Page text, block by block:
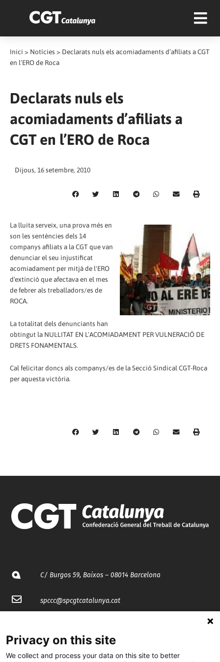
Inici > Notícies > Declarats nuls els acomiadaments d’afiliats a CGT
en l’ERO de Roca
Declarats nuls els
acomiadaments d’afiliats a
CGT en l’ERO de Roca
Dijous, 16 setembre, 2010
La lluita serveix, una prova més en
son les sentències dels 14
companys afiliats a la CGT que van
denunciar el seu injustificat
acomiadament per mitjà de l'ERO
d'extinció que afectava en el mes
de febrer als treballadors/es de
ROCA.
La totalitat dels denunciants han
obtingut la NUL·LITAT EN L'ACOMIADAMENT PER VULNERACIÓ DE
DRETS FONAMENTALS.
Cal felicitar doncs als companys/es de la Secció Sindical CGT-Roca
per aquesta victòria.
C/ Burgos 59, Baixos – 08014 Barcelona
spccc@spcgtcatalunya.cat
@CGTCatalunya
Privacy on this site
We collect and process your data on this site to better